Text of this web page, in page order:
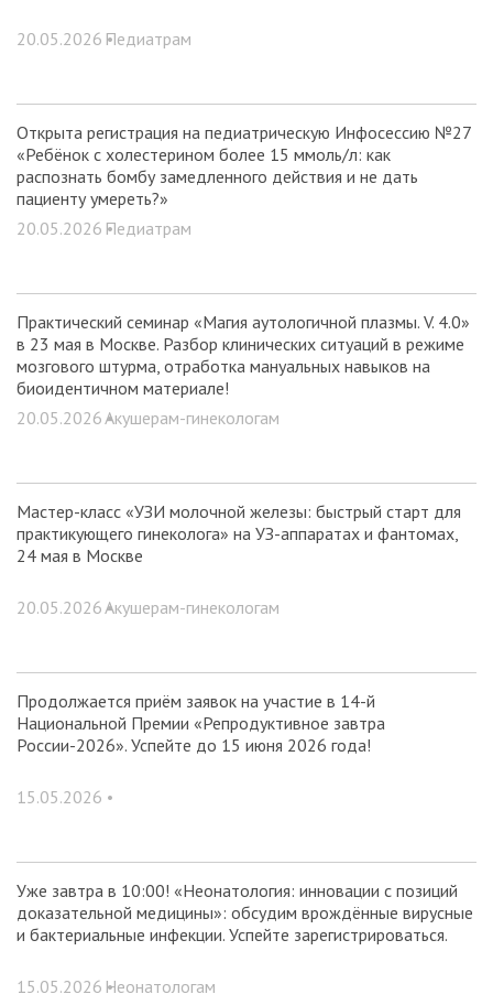
20.05.2026 •Педиатрам
Открыта регистрация на педиатрическую Инфосессию №27
«Ребёнок с холестерином более 15 ммоль/л: как
распознать бомбу замедленного действия и не дать
пациенту умереть?»
20.05.2026 •Педиатрам
Практический семинар «Магия аутологичной плазмы. V. 4.0»
в 23 мая в Москве. Разбор клинических ситуаций в режиме
мозгового штурма, отработка мануальных навыков на
биоидентичном материале!
20.05.2026 •Акушерам-гинекологам
Мастер-класс «УЗИ молочной железы: быстрый старт для
практикующего гинеколога» на УЗ-аппаратах и фантомах,
24 мая в Москве
20.05.2026 •Акушерам-гинекологам
Продолжается приём заявок на участие в 14-й
Национальной Премии «Репродуктивное завтра
России-2026». Успейте до 15 июня 2026 года!
15.05.2026 •
Уже завтра в 10:00! «Неонатология: инновации с позиций
доказательной медицины»: обсудим врождённые вирусные
и бактериальные инфекции. Успейте зарегистрироваться.
15.05.2026 •Неонатологам